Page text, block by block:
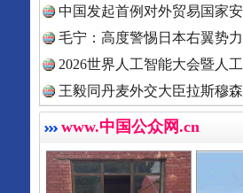
中国医
中国企
中国发起首例对外贸易国家
毛宁：高度警惕日本右翼势
2026世界人工智能大会暨人
王毅同丹麦外交大臣拉斯穆
www.中国公众网.cn